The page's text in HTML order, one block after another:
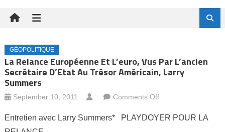
GÉOPOLITIQUE
La Relance Européenne Et L’euro, Vus Par L’ancien
Secrétaire D’Etat Au Trésor Américain, Larry
Summers
September 10, 2011 Comments Offon
relance
Entretien avec Larry Summers* PLAYDOYER POUR LA